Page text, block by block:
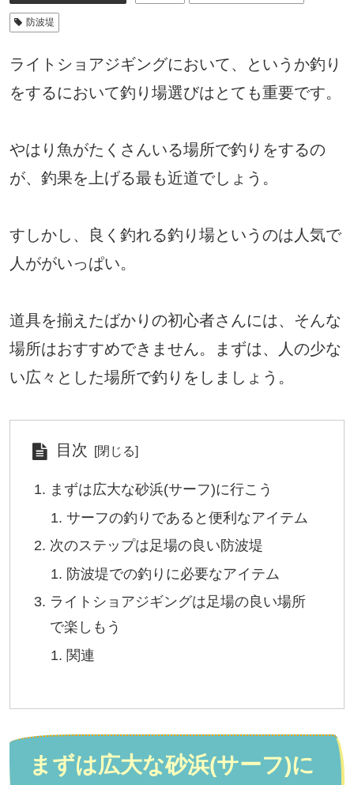
防波堤
ライトショアジギングにおいて、というか釣り
をするにおいて釣り場選びはとても重要です。
やはり魚がたくさんいる場所で釣りをするの
が、釣果を上げる最も近道でしょう。
すしかし、良く釣れる釣り場というのは人気で
人ががいっぱい。
道具を揃えたばかりの初心者さんには、そんな
場所はおすすめできません。まずは、人の少な
い広々とした場所で釣りをしましょう。
目次
まずは広大な砂浜(サーフ)に行こう
サーフの釣りであると便利なアイテム
次のステップは足場の良い防波堤
防波堤での釣りに必要なアイテム
ライトショアジギングは足場の良い場所
で楽しもう
関連
まずは広大な砂浜(サーフ)に